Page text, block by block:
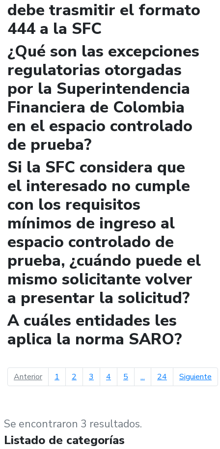
debe trasmitir el formato
444 a la SFC
¿Qué son las excepciones
regulatorias otorgadas
por la Superintendencia
Financiera de Colombia
en el espacio controlado
de prueba?
Si la SFC considera que
el interesado no cumple
con los requisitos
mínimos de ingreso al
espacio controlado de
prueba, ¿cuándo puede el
mismo solicitante volver
a presentar la solicitud?
A cuáles entidades les
aplica la norma SARO?
Anteriorpágina anterior
1 2 3 4 5 ... 24 Siguiente
Se encontraron 3 resultados.
Listado de categorías